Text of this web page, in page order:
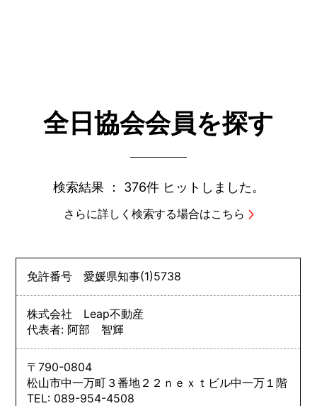
全日協会会員を探す
検索結果 ： 376件ヒットしました。
さらに詳しく検索する場合はこちら
免許番号愛媛県知事(1)5738
株式会社 Leap不動産
代表者: 阿部 智輝
〒790-0804
松山市中一万町３番地２２ｎｅｘｔビル中一万１階
TEL: 089-954-4508